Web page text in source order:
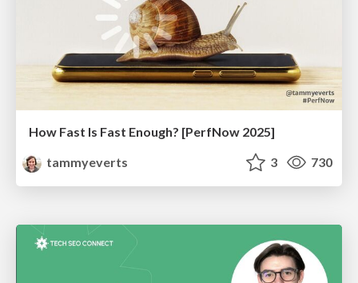
How Fast Is Fast Enough? [PerfNow 2025]
tammyeverts
3 730